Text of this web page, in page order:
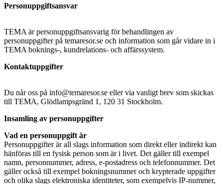
Personuppgiftsansvar
TEMA är personuppgiftsansvarig för behandlingen av
personuppgifter på temaresor.se och information som går vidare in i
TEMA boknings-, kundrelations- och affärssystem.
Kontaktuppgifter
Du når oss på info@temaresor.se eller via vanligt brev som skickas
till TEMA, Glödlampsgränd 1, 120 31 Stockholm.
Insamling av personuppgifter
Vad en personuppgift är
Personuppgifter är all slags information som direkt eller indirekt kan
hänföras till en fysisk person som är i livet. Det gäller till exempel
namn, personnummer, adress, e-postadress och telefonnummer. Det
gäller också till exempel bokningsnummer och krypterade uppgifter
och olika slags elektroniska identiteter, som exempelvis IP-nummer,